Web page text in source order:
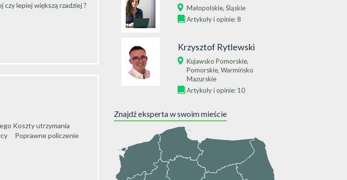
czy lepiej większą rzadziej ?
Koszty utrzymania
Poprawne policzenie
Małopolskie, Śląskie
Artykuły i opinie: 8
Krzysztof Rytlewski
Kujawsko Pomorskie,
Pomorskie, Warmińsko
Mazurskie
Artykuły i opinie: 10
Znajdź eksperta w swoim mieście